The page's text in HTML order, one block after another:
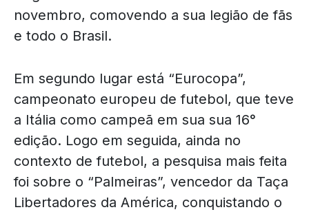
novembro, comovendo a sua legião de fãs
e todo o Brasil.
Em segundo lugar está “Eurocopa”,
campeonato europeu de futebol, que teve
a Itália como campeã em sua sua 16°
edição. Logo em seguida, ainda no
contexto de futebol, a pesquisa mais feita
foi sobre o “Palmeiras”, vencedor da Taça
Libertadores da América, conquistando o